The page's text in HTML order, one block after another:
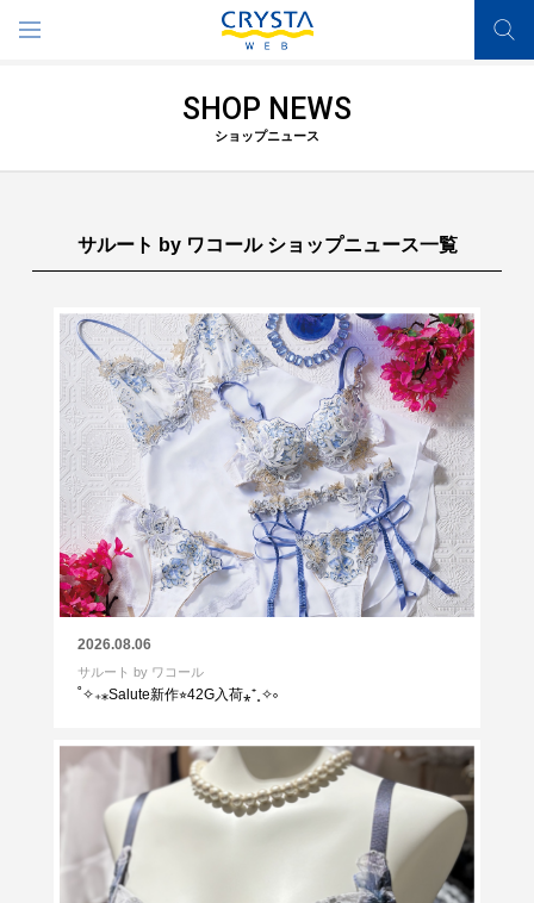
SHOP NEWS
ショップニュース
サルート by ワコール ショップニュース一覧
2026.08.06
サルート by ワコール
˚✧₊⁎Salute新作⭐︎42G入荷⁎⁺˳✧༚